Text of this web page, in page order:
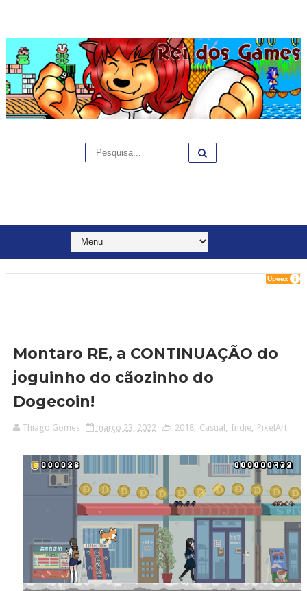
Montaro RE, a CONTINUAÇÃO do
joguinho do cãozinho do
Dogecoin!
Thiago Gomes março 23, 2022 2018, Casual Indie PixelArt